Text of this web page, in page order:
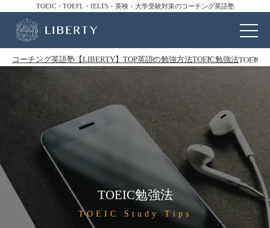
TOEIC・TOEFL・IELTS・英検・大学受験対策のコーチング英語塾
コーチング英語塾【LIBERTY】TOP英語の勉強方法TOEIC勉強法TOEIC
TOEIC勉強法
TOEIC Study Tips